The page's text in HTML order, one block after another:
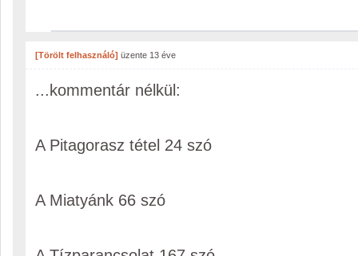
[Törölt felhasználó] üzente 13 éve
...kommentár nélkül:
A Pitagorasz tétel 24 szó
A Miatyánk 66 szó